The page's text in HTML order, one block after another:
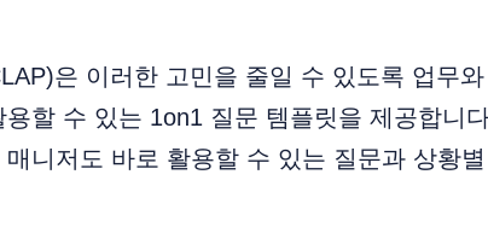
은 이러한 고민을 줄일 수 있도록 업무
용할 수 있는 1on1 질문 템플릿을 제공합니
매니저도 바로 활용할 수 있는 질문과 상황